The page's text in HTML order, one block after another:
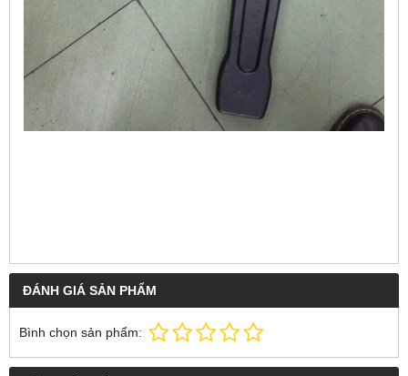
ĐÁNH GIÁ SẢN PHẨM
Bình chọn sản phẩm: